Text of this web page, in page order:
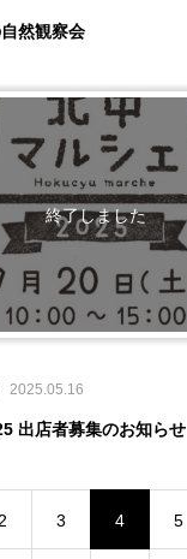
然観察会
2025.05.16
出店者募集のお知らせ
2 3 4 5